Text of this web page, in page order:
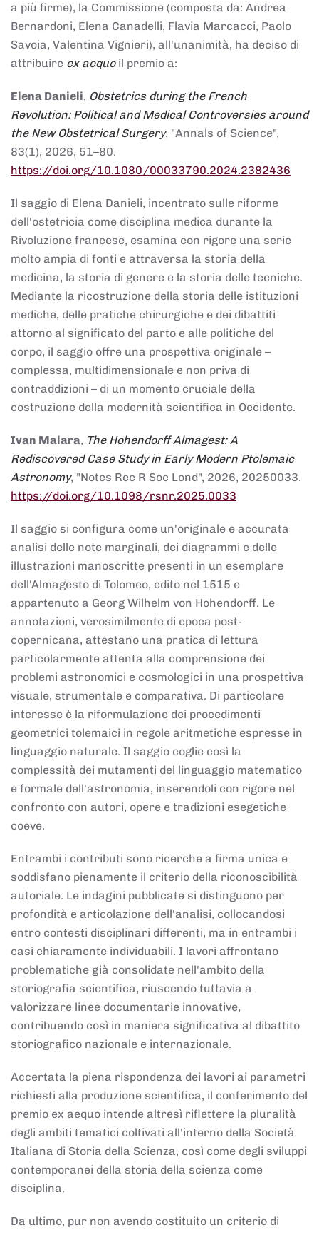
a più firme), la Commissione (composta da: Andrea
Bernardoni, Elena Canadelli, Flavia Marcacci, Paolo
Savoia, Valentina Vignieri), all'unanimità, ha deciso di
attribuire ex aequoil premio a:
Elena Danieli, Obstetrics during the French
Revolution: Political and Medical Controversies around
the New Obstetrical Surgery, "Annals of Science",
83(1), 2026, 51–80.
https://doi.org/10.1080/00033790.2024.2382436
Il saggio di Elena Danieli, incentrato sulle riforme
dell'ostetricia come disciplina medica durante la
Rivoluzione francese, esamina con rigore una serie
molto ampia di fonti e attraversa la storia della
medicina, la storia di genere e la storia delle tecniche.
Mediante la ricostruzione della storia delle istituzioni
mediche, delle pratiche chirurgiche e dei dibattiti
attorno al significato del parto e alle politiche del
corpo, il saggio offre una prospettiva originale –
complessa, multidimensionale e non priva di
contraddizioni – di un momento cruciale della
costruzione della modernità scientifica in Occidente.
Ivan Malara, The Hohendorff Almagest: A
Rediscovered Case Study in Early Modern Ptolemaic
Astronomy, "Notes Rec R Soc Lond", 2026, 20250033.
https://doi.org/10.1098/rsnr.2025.0033
Il saggio si configura come un'originale e accurata
analisi delle note marginali, dei diagrammi e delle
illustrazioni manoscritte presenti in un esemplare
dell'Almagesto di Tolomeo, edito nel 1515 e
appartenuto a Georg Wilhelm von Hohendorff. Le
annotazioni, verosimilmente di epoca post-
copernicana, attestano una pratica di lettura
particolarmente attenta alla comprensione dei
problemi astronomici e cosmologici in una prospettiva
visuale, strumentale e comparativa. Di particolare
interesse è la riformulazione dei procedimenti
geometrici tolemaici in regole aritmetiche espresse in
linguaggio naturale. Il saggio coglie così la
complessità dei mutamenti del linguaggio matematico
e formale dell'astronomia, inserendoli con rigore nel
confronto con autori, opere e tradizioni esegetiche
coeve.
Entrambi i contributi sono ricerche a firma unica e
soddisfano pienamente il criterio della riconoscibilità
autoriale. Le indagini pubblicate si distinguono per
profondità e articolazione dell'analisi, collocandosi
entro contesti disciplinari differenti, ma in entrambi i
casi chiaramente individuabili. I lavori affrontano
problematiche già consolidate nell'ambito della
storiografia scientifica, riuscendo tuttavia a
valorizzare linee documentarie innovative,
contribuendo così in maniera significativa al dibattito
storiografico nazionale e internazionale.
Accertata la piena rispondenza dei lavori ai parametri
richiesti alla produzione scientifica, il conferimento del
premio ex aequo intende altresì riflettere la pluralità
degli ambiti tematici coltivati all'interno della Società
Italiana di Storia della Scienza, così come degli sviluppi
contemporanei della storia della scienza come
disciplina.
Da ultimo, pur non avendo costituito un criterio di